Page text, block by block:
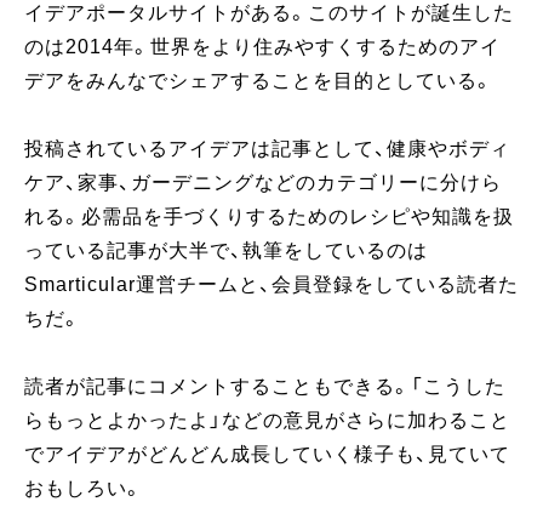
イデアポータルサイトがある。このサイトが誕生した
のは2014年。世界をより住みやすくするためのアイ
デアをみんなでシェアすることを目的としている。
投稿されているアイデアは記事として、健康やボディ
ケア、家事、ガーデニングなどのカテゴリーに分けら
れる。必需品を手づくりするためのレシピや知識を扱
っている記事が大半で、執筆をしているのは
Smarticular運営チームと、会員登録をしている読者た
ちだ。
読者が記事にコメントすることもできる。「こうした
らもっとよかったよ」などの意見がさらに加わること
でアイデアがどんどん成長していく様子も、見ていて
おもしろい。